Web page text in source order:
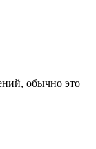
обычно это